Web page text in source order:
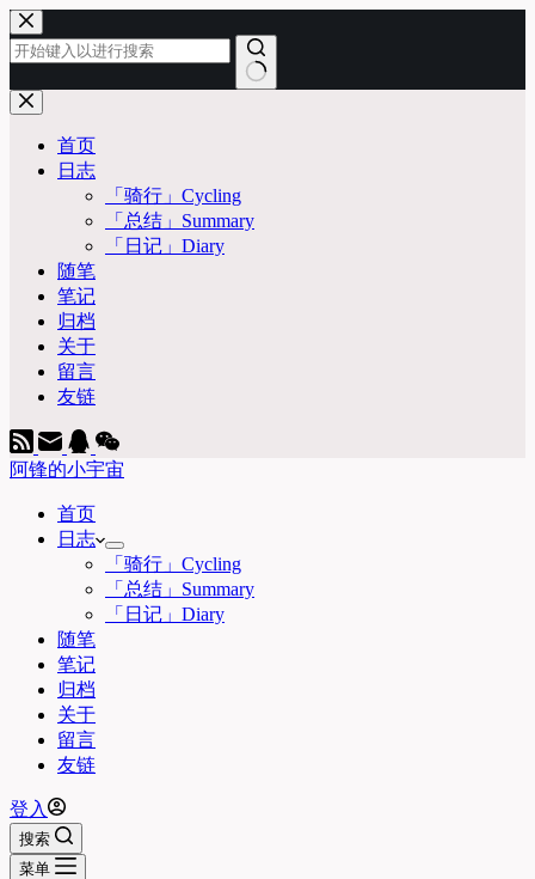
跳
至
内
容
无
首页
日志
「骑行」Cycling
「总结」Summary
「日记」Diary
随笔
笔记
归档
关于
留言
友链
阿锋的小宇宙
首页
日志
「骑行」Cycling
「总结」Summary
「日记」Diary
随笔
笔记
归档
关于
留言
友链
登入
搜索
菜单